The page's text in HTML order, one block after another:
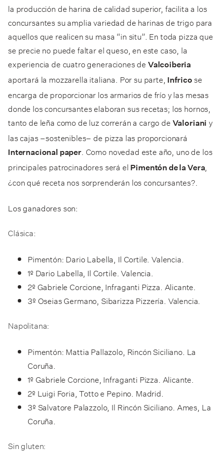
la producción de harina de calidad superior, facilita a los
concursantes su amplia variedad de harinas de trigo para
aquellos que realicen su masa “in situ”. En toda pizza que
se precie no puede faltar el queso, en este caso, la
experiencia de cuatro generaciones de Valcoiberia
aportará la mozzarella italiana. Por su parte, Infrico se
encarga de proporcionar los armarios de frío y las mesas
donde los concursantes elaboran sus recetas; los hornos,
tanto de leña como de luz correrán a cargo de Valoriani y
las cajas –sostenibles– de pizza las proporcionará
Internacional paper. Como novedad este año, uno de los
principales patrocinadores será el Pimentón de la Vera
¿con qué receta nos sorprenderán los concursantes?.
Los ganadores son:
Clásica:
Pimentón: Dario Labella, Il Cortile. Valencia.
1º Dario Labella, Il Cortile. Valencia.
2º Gabriele Corcione, Infraganti Pizza. Alicante.
3º Oseias Germano, Sibarizza Pizzería. Valencia.
Napolitana:
Pimentón: Mattia Pallazolo, Rincón Siciliano. La
Coruña.
1º Gabriele Corcione, Infraganti Pizza. Alicante.
2º Luigi Foria, Totto e Pepino. Madrid.
3º Salvatore Palazzolo, Il Rincón Siciliano. Ames, La
Coruña.
Sin gluten: